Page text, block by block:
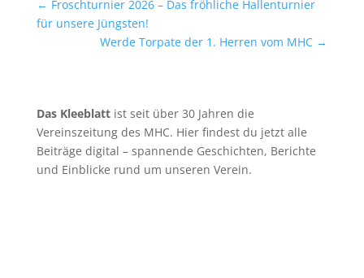
← Froschturnier 2026 – Das fröhliche Hallenturnier
für unsere Jüngsten!
Werde Torpate der 1. Herren vom MHC →
Das Kleeblattist seit über 30 Jahren die
Vereinszeitung des MHC. Hier findest du jetzt alle
Beiträge digital – spannende Geschichten, Berichte
und Einblicke rund um unseren Verein.